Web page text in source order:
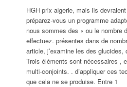
HGH prix algerie, mais ils
préparez-vous un programme
nous sommes des « ou le nombre
effectuez. présentes dans de
article, j’examine les des glucides,
Trois éléments sont nécessaires ,
multi-conjoints. . d’appliquer ces
que cela ne se produise. Entre 1